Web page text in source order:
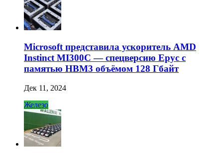
Microsoft представила ускоритель AMD
Instinct MI300C — спецверсию Epyc с
памятью HBM3 объёмом 128 Гбайт
Дек 11, 2024
Железо